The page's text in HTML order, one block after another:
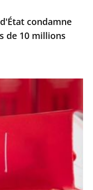
condamne
de 10 millions